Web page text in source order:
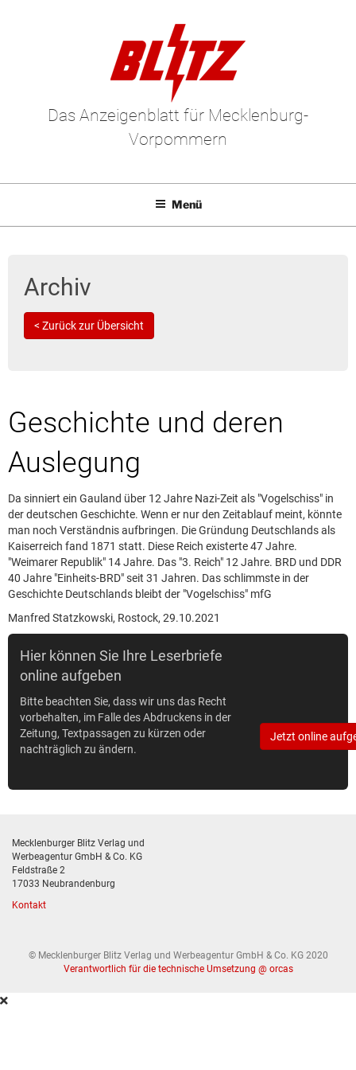
Das Anzeigenblatt für Mecklenburg-
Vorpommern
Menü
Leserbriefe lesen
Archiv
< Zurück zur Übersicht
Geschichte und deren
Auslegung
Da sinniert ein Gauland über 12 Jahre Nazi-Zeit als "Vogelschiss" in
der deutschen Geschichte. Wenn er nur den Zeitablauf meint, könnte
man noch Verständnis aufbringen. Die Gründung Deutschlands als
Kaiserreich fand 1871 statt. Diese Reich existerte 47 Jahre.
"Weimarer Republik" 14 Jahre. Das "3. Reich" 12 Jahre. BRD und DDR
40 Jahre "Einheits-BRD" seit 31 Jahren. Das schlimmste in der
Geschichte Deutschlands bleibt der "Vogelschiss" mfG
Manfred Statzkowski, Rostock, 29.10.2021
Hier können Sie Ihre Leserbriefe
online aufgeben
Bitte beachten Sie, dass wir uns das Recht
vorbehalten, im Falle des Abdruckens in der
Zeitung, Textpassagen zu kürzen oder
nachträglich zu ändern.
Jetzt online
Mecklenburger Blitz Verlag und
Werbeagentur GmbH & Co. KG
Feldstraße 2
17033 Neubrandenburg
Kontakt
© Mecklenburger Blitz Verlag und Werbeagentur GmbH & Co. KG 2020
Verantwortlich für die technische Umsetzung @ orcas